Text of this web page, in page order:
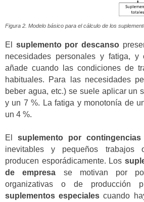
Figura 2. Modelo básico para el cálculo de los
El suplemento por descanso
necesidades personales y fatiga,
añade cuando las condiciones de
habituales. Para las necesidades
beber agua, etc.) se suele aplicar un
y un 7 %. La fatiga y monotonía de
un 4 %.
El suplemento por contingencias
inevitables y pequeños trabajos
producen esporádicamente. Los
de empresa se motivan por
organizativas o de producción
suplementos especiales cuando